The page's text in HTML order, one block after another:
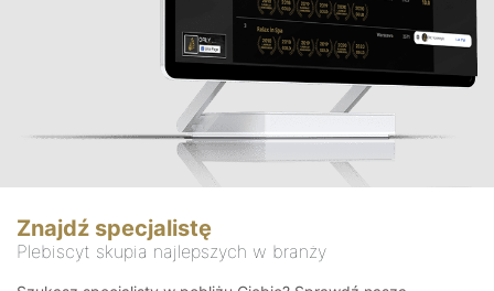
Znajdź specjalistę
Plebiscyt skupia najlepszych w branży